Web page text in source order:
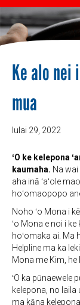
Ke alo nei
mua
Iulai 29, 2022
ʻO ke kelepona
kaumaha. Na wai
aha inā ʻaʻole
hoʻomaopopo
Noho ʻo Mona i
ʻo Mona e noi i ke
hoʻomaka ai. Ma
Helpline ma ka
Mona me Kim,
ʻO ka pūnaewele
kelepona, no laila
ma kāna